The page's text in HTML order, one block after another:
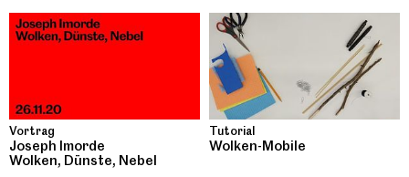
Vortrag
Joseph Imorde
Wolken, Dünste, Nebel
Tutorial
Wolken-Mobile